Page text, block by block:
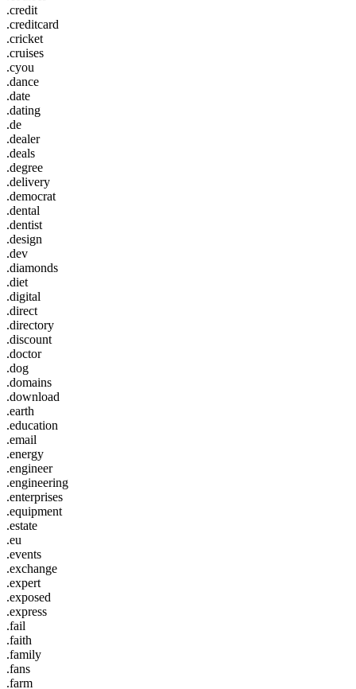
.credit
.creditcard
.cricket
.cruises
.cyou
.dance
.date
.dating
.de
.dealer
.deals
.degree
.delivery
.democrat
.dental
.dentist
.design
.dev
.diamonds
.diet
.digital
.direct
.directory
.discount
.doctor
.dog
.domains
.download
.earth
.education
.email
.energy
.engineer
.engineering
.enterprises
.equipment
.estate
.eu
.events
.exchange
.expert
.exposed
.express
.fail
.faith
.family
.fans
.farm